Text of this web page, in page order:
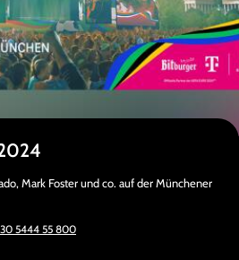
Mark Foster und co. auf der Münchener
5444 55 800